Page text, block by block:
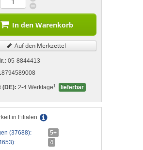
In den Warenkorb
Auf den Merkzettel
05-8844413
(DE): 2-4 Werktage 1 lieferbar
in Filialen
(37688):
5+
4